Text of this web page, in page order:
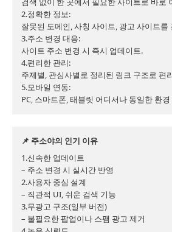
2.정확한 정보:
잘못된 도메인, 사칭 사이트, 광고 사이트를
3.주소 변경 대응:
사이트 주소 변경 시 즉시 업데이트.
4.편리한 관리:
주제별, 관심사별로 정리된 링크 구조로 편
5.모바일 연동:
PC, 스마트폰, 태블릿 어디서나 동일한 환
📌 주소야의 인기 이유
1.신속한 업데이트
– 주소 변경 시 실시간 반영
2.사용자 중심 설계
– 직관적 UI, 쉬운 검색 기능
3.무광고 구조(일부 버전)
– 불필요한 팝업이나 스팸 광고 제거